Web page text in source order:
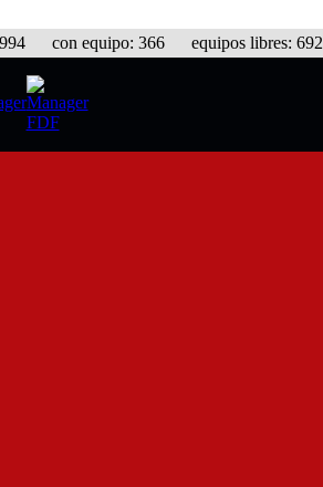
con equipo: 366 equipos libres: 692